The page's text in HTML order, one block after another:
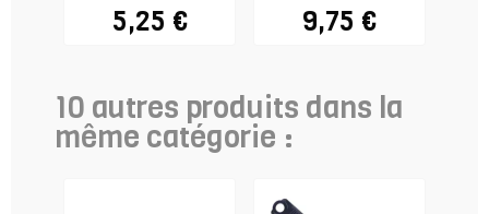
5,25 € 9,75 €
10 autres produits dans la
même catégorie :